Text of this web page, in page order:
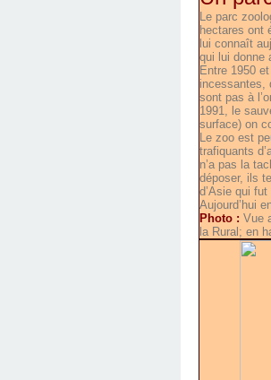
Le parc
hectares ont
lui connaît
qui lui donne
Entre 1950
incessantes,
sont pas à
1991, le
surface) on
Le zoo est
trafiquants
n’a pas la
déposer, ils
d’Asie qui
Aujourd’hui
Photo : Vue
la Rural; en